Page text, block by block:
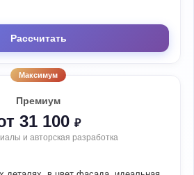
Рассчитать
Максимум
Премиум
31 100 ₽
и авторская разработка